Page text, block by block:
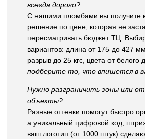
всегда дорого?
С нашими пломбами вы получите
решение по цене, которая не
пересматривать бюджет ТЦ.
вариантов: длина от 175 до 427
разрыв до 25 кгс, цвета от белого
подберите то, что впишется в
Нужно разграничить зоны или
объекты?
Разные оттенки помогут быстро
а уникальный цифровой код,
ваш логотип (от 1000 штук)